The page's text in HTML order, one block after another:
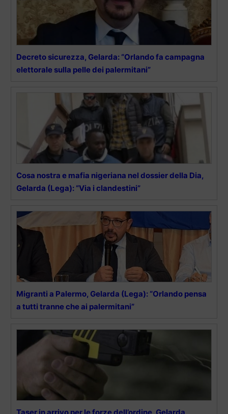
Decreto sicurezza, Gelarda: “Orlando fa campagna
elettorale sulla pelle dei palermitani”
Cosa nostra e mafia nigeriana nel dossier della Dia,
Gelarda (Lega): “Via i clandestini”
Migranti a Palermo, Gelarda (Lega): “Orlando pensa
a tutti tranne che ai palermitani”